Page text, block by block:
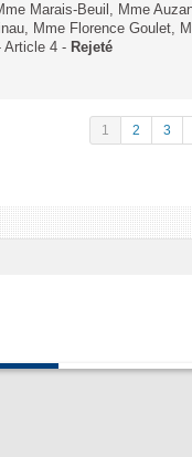
Marais-Beuil, Mme
Mme Florence Goulet,
Article 4 - Rejeté
1 2 3